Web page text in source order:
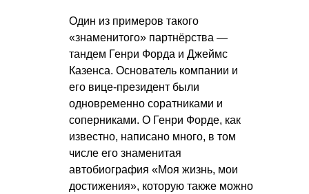
Один из примеров такого
«знаменитого» партнёрства —
тандем Генри Форда и Джеймс
Казенса. Основатель компании и
его вице-президент были
одновременно соратниками и
соперниками. О Генри Форде, как
известно, написано много, в том
числе его знаменитая
автобиография «Моя жизнь, мои
достижения», которую также можно